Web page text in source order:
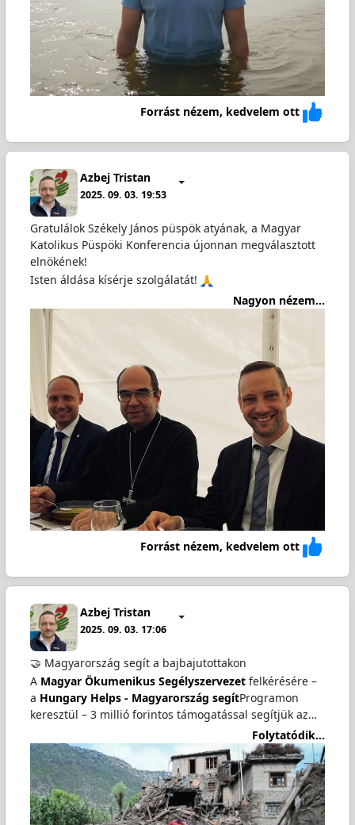
Forrást nézem, kedvelem ott
Azbej Tristan
2025. 09. 03. 19:53
Gratulálok Székely János püspök atyának, a Magyar
Katolikus Püspöki Konferencia újonnan megválasztott
elnökének!
Isten áldása kísérje szolgálatát!
Nagyon nézem...
Forrást nézem, kedvelem ott
Azbej Tristan
2025. 09. 03. 17:06
🤝 Magyarország segít a bajbajutottakon
A Magyar Ökumenikus Segélyszervezetfelkérésére –
a Hungary Helps - Magyarország segítProgramon
keresztül – 3 millió forintos támogatással segítjük az…
Folytatódik...